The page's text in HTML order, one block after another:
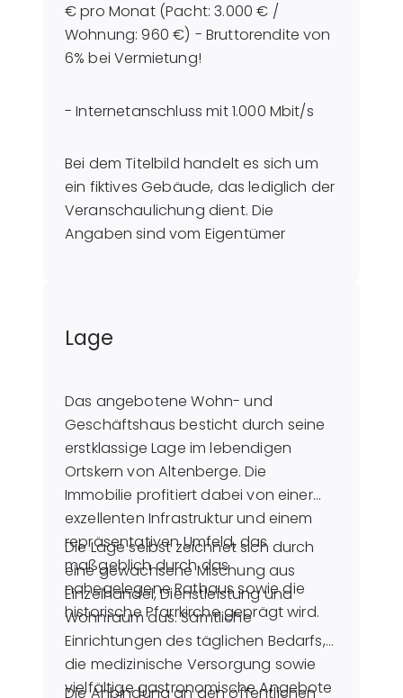
€ pro Monat (Pacht: 3.000 € /
Wohnung: 960 €) - Bruttorendite von
6% bei Vermietung!
- Internetanschluss mit 1.000 Mbit/s
Bei dem Titelbild handelt es sich um
ein fiktives Gebäude, das lediglich der
Veranschaulichung dient. Die
Angaben sind vom Eigentümer
Lage
Das angebotene Wohn- und
Geschäftshaus besticht durch seine
erstklassige Lage im lebendigen
Ortskern von Altenberge. Die
Immobilie profitiert dabei von einer
exzellenten Infrastruktur und einem
repräsentativen Umfeld, das
maßgeblich durch das
nahegelegene Rathaus sowie die
historische Pfarrkirche geprägt wird.
Die Lage selbst zeichnet sich durch
eine gewachsene Mischung aus
Einzelhandel, Dienstleistung und
Wohnraum aus. Sämtliche
Einrichtungen des täglichen Bedarfs,
die medizinische Versorgung sowie
vielfältige gastronomische Angebote
Die Anbindung an den öffentlichen